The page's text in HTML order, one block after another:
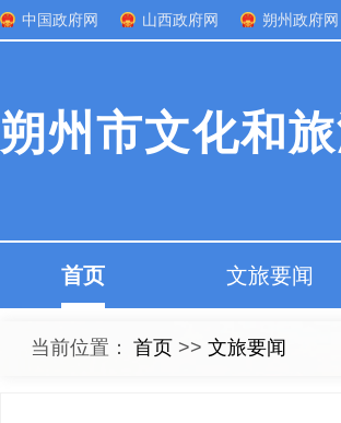
中国政府网 山西政府网 朔州政府网
朔州市文化和
首页 文旅要闻
当前位置： 首页 >> 文旅要闻